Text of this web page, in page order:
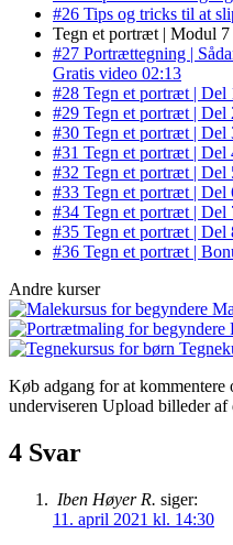
#26 Tips og tricks til at
Tegn et portræt | Modul 7
#27 Portrættegning |
Gratis video 02:13
#28 Tegn et portræt | Del
#29 Tegn et portræt | Del
#30 Tegn et portræt | Del
#31 Tegn et portræt | Del
#32 Tegn et portræt | Del
#33 Tegn et portræt | Del
#34 Tegn et portræt | Del
#35 Tegn et portræt | Del
#36 Tegn et portræt |
Andre kurser
Køb adgang for at kommentere
underviseren Upload billeder af
4 Svar
Iben Høyer R. siger:
11. april 2021 kl. 14:30